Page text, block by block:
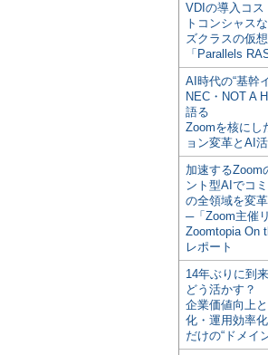
VDIの導入コス
トコンシャス
ズクラスの仮
「Parallels
AI時代の“基幹
NEC・NOT A
語る
Zoomを核にし
ョン変革とAI
加速するZoom
ント型AIでコ
の全領域を変革
─「Zoom主催
Zoomtopia On
レポート
14年ぶりに到
どう活かす？
企業価値向上
化・運用効率
だけの“ドメイ